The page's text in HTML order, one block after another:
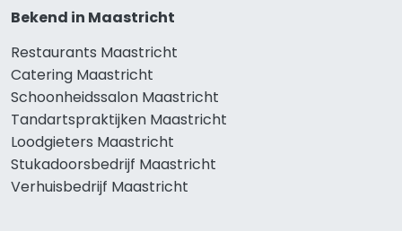
Bekend in Maastricht
Restaurants Maastricht
Catering Maastricht
Schoonheidssalon Maastricht
Tandartspraktijken Maastricht
Loodgieters Maastricht
Stukadoorsbedrijf Maastricht
Verhuisbedrijf Maastricht